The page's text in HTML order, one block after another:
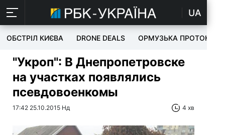
UA
ОБСТРІЛ КИЄВА DRONE DEALS ОРМУЗЬКА ПРОТОКА
"Укроп": В Днепропетровске
на участках появлялись
псевдовоенкомы
17:42 25.10.2015 Нд 4 хв